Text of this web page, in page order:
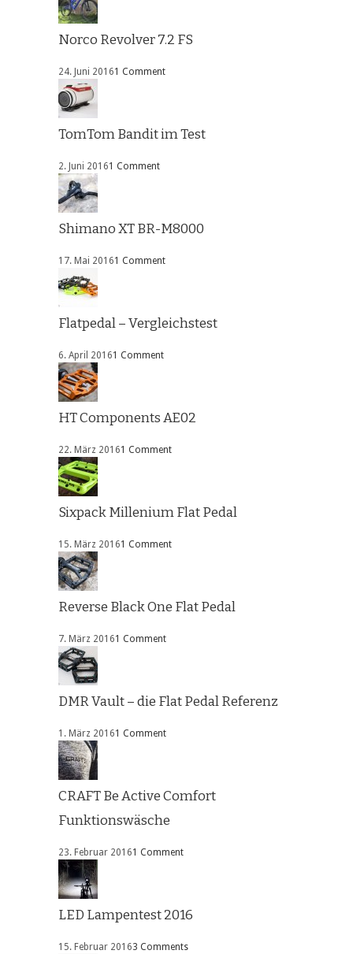
Norco Revolver 7.2 FS
24. Juni 20161 Comment
TomTom Bandit im Test
2. Juni 20161 Comment
Shimano XT BR-M8000
17. Mai 20161 Comment
Flatpedal – Vergleichstest
6. April 20161 Comment
HT Components AE02
22. März 20161 Comment
Sixpack Millenium Flat Pedal
15. März 20161 Comment
Reverse Black One Flat Pedal
7. März 20161 Comment
DMR Vault – die Flat Pedal Referenz
1. März 20161 Comment
CRAFT Be Active Comfort
Funktionswäsche
23. Februar 20161 Comment
LED Lampentest 2016
15. Februar 20163 Comments